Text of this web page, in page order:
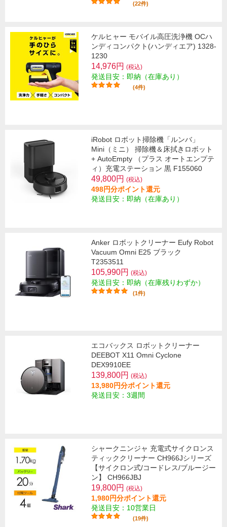
(22件)
ケルヒャー モバイル高圧洗浄機 OCハ
ンディコンパクト(ハンディエア) 1328-
1230
14,976円 (税込)
発送目安：即納（在庫あり）
(4件)
iRobot ロボット掃除機「ルンバ」
Mini（ミニ） 掃除機＆床拭きロボット
+ AutoEmpty （プラス オートエンプテ
ィ）充電ステーション 黒 F155060
49,800円 (税込)
498円分ポイント還元
発送目安：即納（在庫あり）
Anker ロボットクリーナー Eufy Robot
Vacuum Omni E25 ブラック
T2353511
105,990円 (税込)
発送目安：即納（在庫残りわずか）
(1件)
エコバックス ロボットクリーナー
DEEBOT X11 Omni Cyclone
DEX9910EE
139,800円 (税込)
13,980円分ポイント還元
発送目安：3週間
シャークニンジャ 充電式サイクロンス
ティッククリーナー CH966Jシリーズ
【サイクロン式/コードレス/ブルージー
ン】 CH966JBJ
19,800円 (税込)
1,980円分ポイント還元
発送目安：10営業日
(19件)